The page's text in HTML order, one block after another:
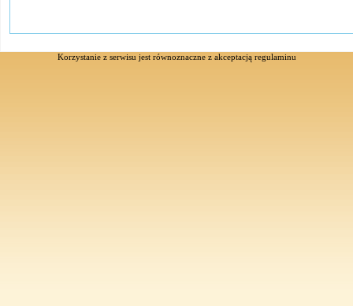
Korzystanie z serwisu jest równoznaczne z akceptacją regulaminu